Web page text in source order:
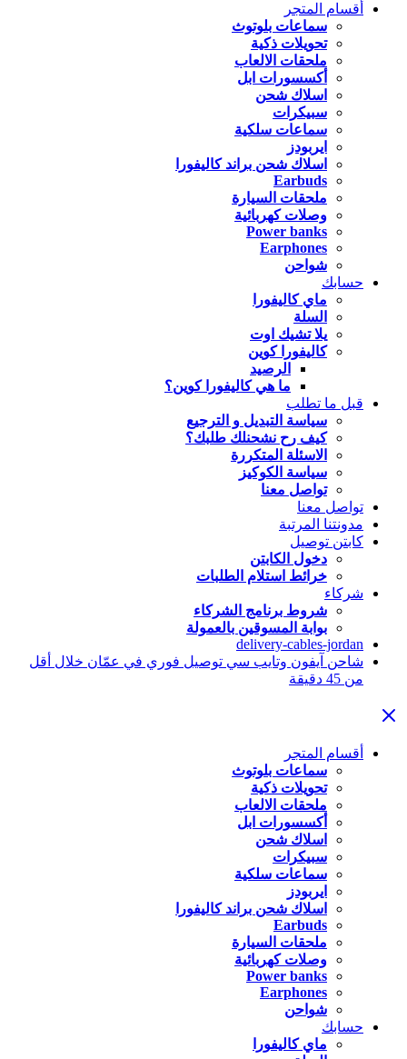
أقسام المتجر
سماعات بلوتوث
تحويلات ذكية
ملحقات الالعاب
أكسسورات ابل
اسلاك شحن
سبيكرات
سماعات سلكية
ايربودز
اسلاك شحن براند كاليفورا
Earbuds
ملحقات السيارة
وصلات كهربائية
Power banks
Earphones
شواحن
حسابك
ماي كاليفورا
السلة
يلا تشيك اوت
كاليفورا كوين
الرصيد
ما هي كاليفورا كوين؟
قبل ما تطلب
سياسة التبديل و الترجيع
كيف رح نشحنلك طلبك؟
الاسئلة المتكررة
سياسة الكوكيز
تواصل معنا
تواصل معنا
مدونتنا المرتبة
كابتن توصيل
دخول الكابتن
خرائط استلام الطلبات
شركاء
شروط برنامج الشركاء
بوابة المسوقين بالعمولة
delivery-cables-jordan
شاحن آيفون وتايب سي توصيل فوري في عمّان خلال أقل
من 45 دقيقة
أقسام المتجر
سماعات بلوتوث
تحويلات ذكية
ملحقات الالعاب
أكسسورات ابل
اسلاك شحن
سبيكرات
سماعات سلكية
ايربودز
اسلاك شحن براند كاليفورا
Earbuds
ملحقات السيارة
وصلات كهربائية
Power banks
Earphones
شواحن
حسابك
ماي كاليفورا